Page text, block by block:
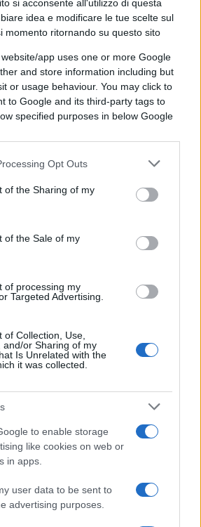
si acconsente all'utilizzo di questa
idea e modificare le tue scelte sul
momento ritornando su questo sito
app uses one or more Google
and store information including but
or usage behaviour. You may click to
to Google and its third-party tags to
specified purposes in below Google
Opt Outs
of the Sharing of my
of the Sale of my
of processing my
Targeted Advertising.
of Collection, Use,
and/or Sharing of my
Is Unrelated with the
it was collected.
to enable storage
like cookies on web or
in apps.
user data to be sent to
advertising purposes.
lo scopo di comprendere se
in tutto ciò, siamo
i numeri che più di altri
gravità di questa pandemia
terapie intensive. Ebbeneil 18
italiani risultavano 193
ben più del doppio.
da domandare a codesti
che da molte settimane
con e per Covid-19 risulta
più che rassicuranti?
è già sciaguratamente
a riferimento i contagi o
una definizione più usata dai
ieri, alle prese con un virus
in senso benigno, risultano